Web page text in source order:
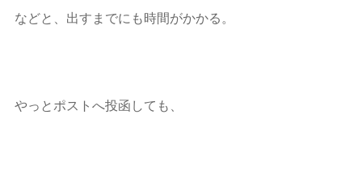
などと、出すまでにも時間がかかる。
やっとポストへ投函しても、